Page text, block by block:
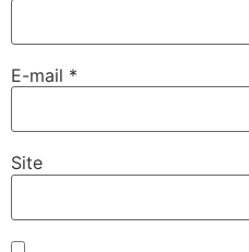
E-mail *
Site